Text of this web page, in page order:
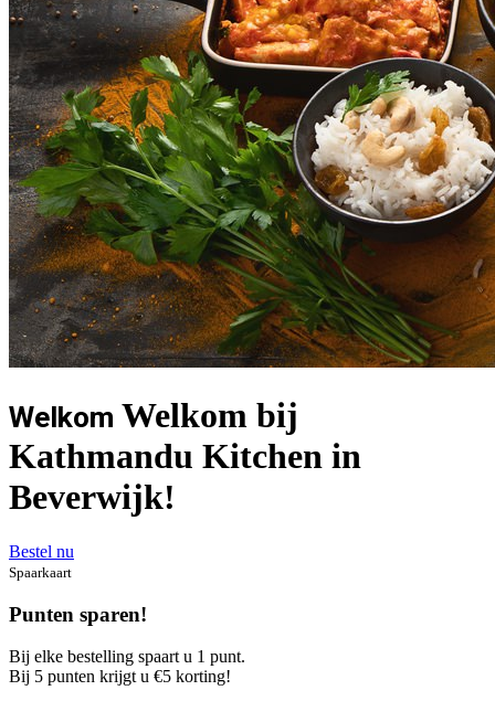
Welkom Welkom bij
Kathmandu Kitchen in
Beverwijk!
Bestel nu
Spaarkaart
Punten sparen!
Bij elke bestelling spaart u 1 punt.
Bij 5 punten krijgt u €5 korting!